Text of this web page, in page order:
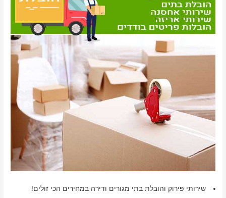
שירותי פירוק והובלת בתי מגורים ודירה במחירים הכי זולים!